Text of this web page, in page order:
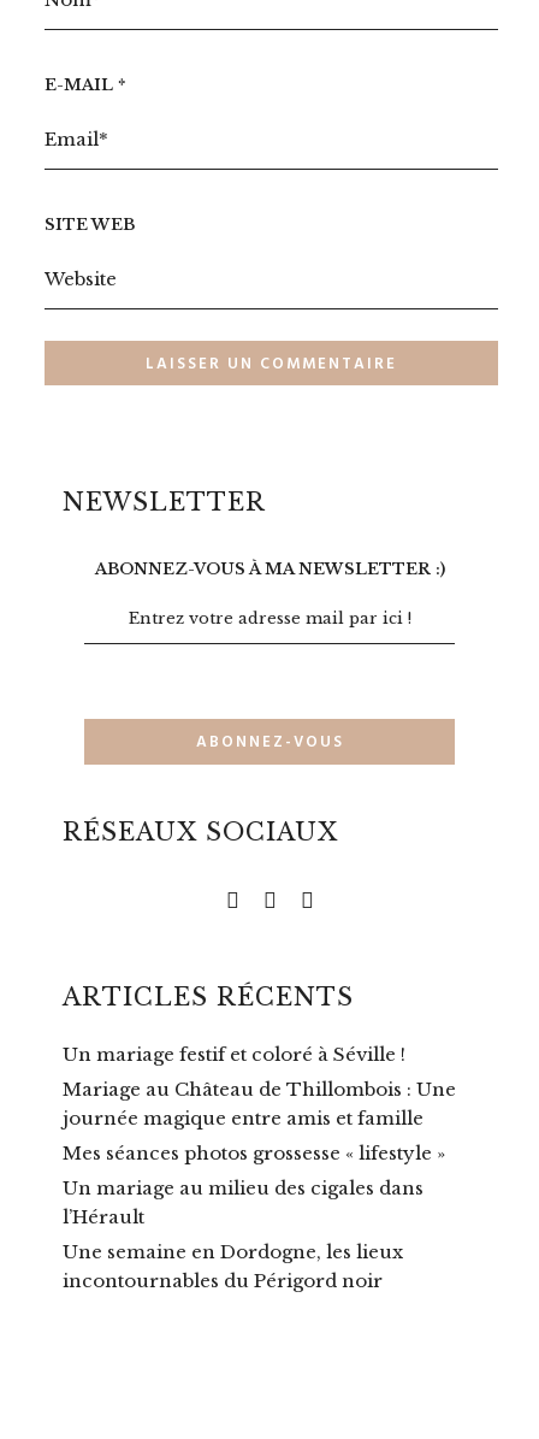
E-MAIL*
SITE WEB
NEWSLETTER
ABONNEZ-VOUS À MA NEWSLETTER :)
RÉSEAUX SOCIAUX
ARTICLES RÉCENTS
Un mariage festif et coloré à Séville !
Mariage au Château de Thillombois : Une
journée magique entre amis et famille
Mes séances photos grossesse « lifestyle »
Un mariage au milieu des cigales dans
l’Hérault
Une semaine en Dordogne, les lieux
incontournables du Périgord noir